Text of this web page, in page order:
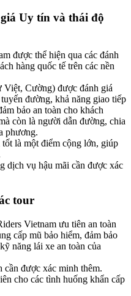
Uy tín và thái độ
được thể hiện qua các đánh
hàng quốc tế trên các nền
Cường) được đánh giá
đường, khả năng giao tiếp
bảo an toàn cho khách
còn là người dẫn đường, chia
phương.
là một điểm cộng lớn, giúp
dịch vụ hậu mãi cần được xác
tour
Vietnam ưu tiên an toàn
cấp mũ bảo hiểm, đảm bảo
năng lái xe an toàn của
được xác minh thêm.
cho các tình huống khẩn cấp